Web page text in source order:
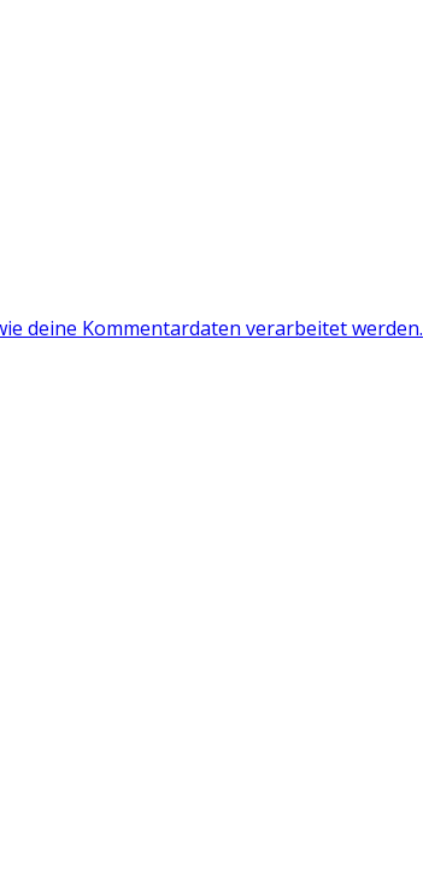
deine Kommentardaten verarbeitet werden.